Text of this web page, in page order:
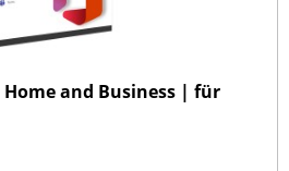
and Business | für